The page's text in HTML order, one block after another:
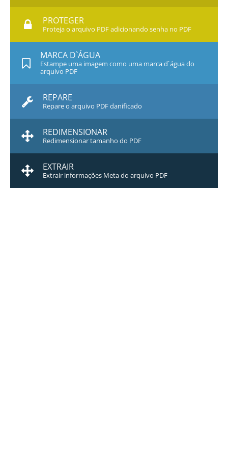
PROTEGER
Proteja o arquivo PDF adicionando senha no PDF
MARCA D`ÁGUA
Estampe uma imagem como uma marca d`água do
arquivo PDF
REPARE
Repare o arquivo PDF danificado
REDIMENSIONAR
Redimensionar tamanho do PDF
EXTRAIR
Extrair informações Meta do arquivo PDF